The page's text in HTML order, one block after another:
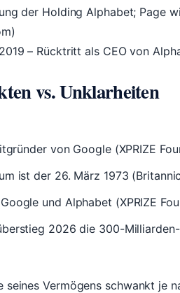
der Holding Alphabet; Page
– Rücktritt als CEO von
vs. Unklarheiten
von Google (XPRIZE
ist der 26. März 1973
und Alphabet (XPRIZE
2026 die 300-
seines Vermögens schwankt je